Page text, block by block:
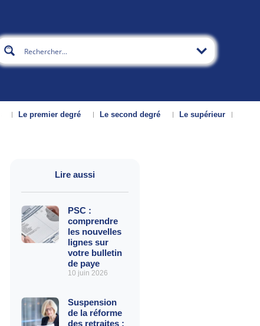
Le premier degré Le second degré
Le supérieur
Lire aussi
PSC :
comprendre
les nouvelles
lignes sur
votre bulletin
de paye
10 juin 2026
Suspension
de la réforme
des retraites :